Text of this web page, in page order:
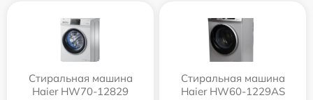
Стиральная машина
Haier HW70-12829
Стиральная машина
Haier HW60-1229AS